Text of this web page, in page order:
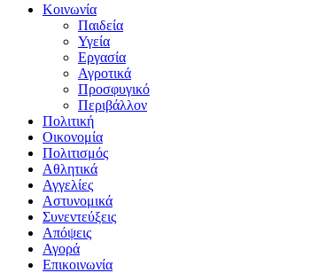
Κοινωνία
Παιδεία
Υγεία
Εργασία
Αγροτικά
Προσφυγικό
Περιβάλλον
Πολιτική
Οικονομία
Πολιτισμός
Αθλητικά
Αγγελίες
Αστυνομικά
Συνεντεύξεις
Απόψεις
Αγορά
Επικοινωνία